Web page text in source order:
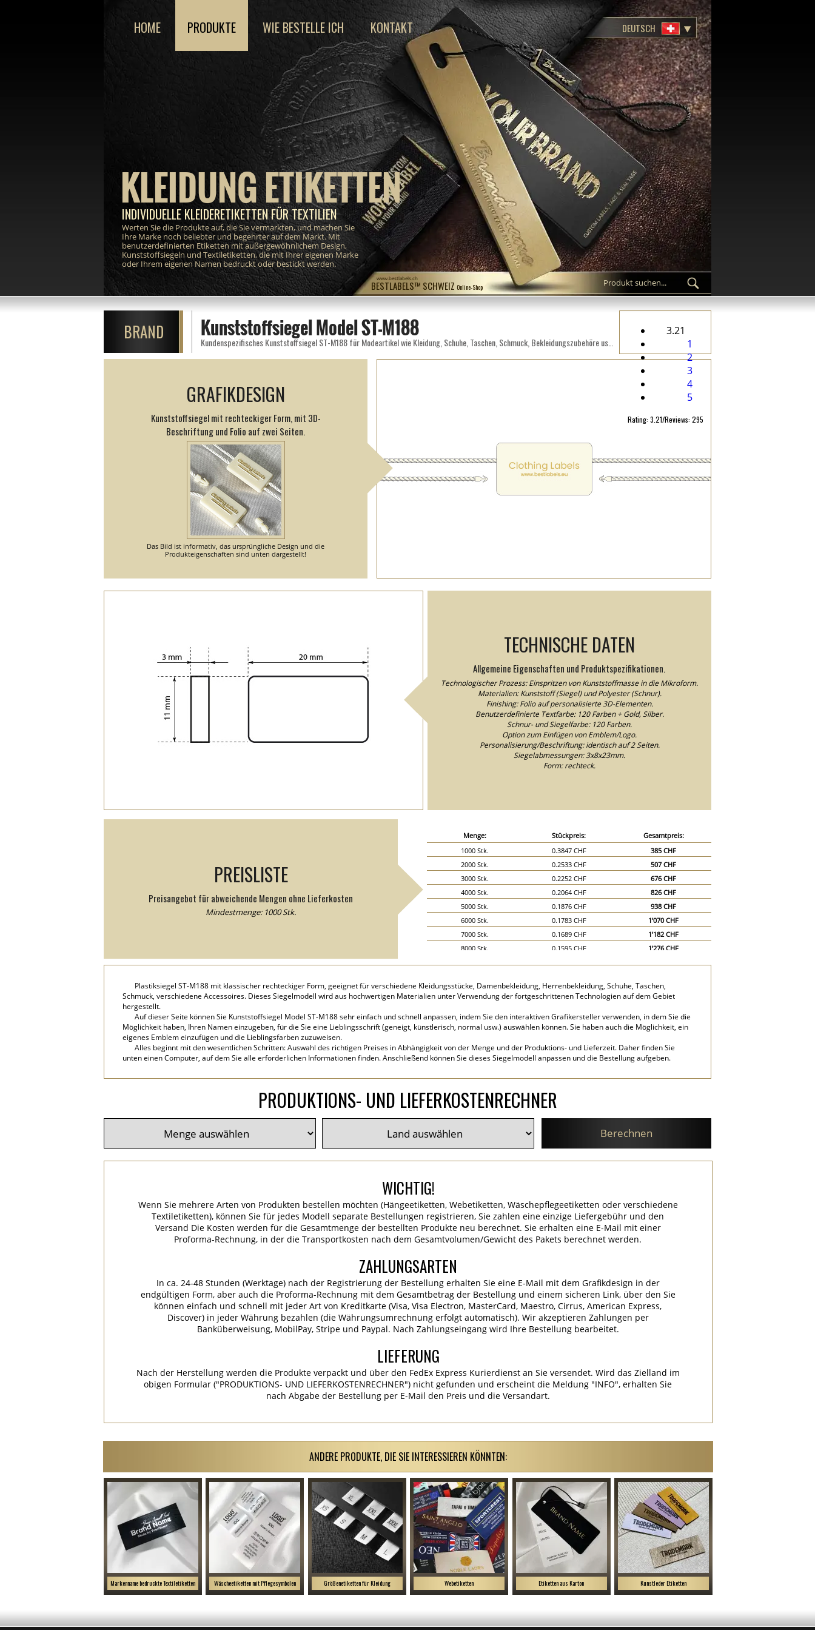
BESTLABELS™ SCHWEIZ Online-Shop
www.bestlabels.ch
KLEIDUNG ETIKETTEN
INDIVIDUELLE KLEIDERETIKETTEN FÜR TEXTILIEN
Werten Sie die Produkte auf, die Sie vermarkten, und machen Sie
Ihre Marke noch beliebter und begehrter auf dem Markt. Mit
benutzerdefinierten Etiketten mit außergewöhnlichem Design,
Kunststoffsiegeln und Textiletiketten, die mit Ihrer eigenen Marke
oder Ihrem eigenen Namen bedruckt oder bestickt werden.
HOME PRODUKTE WIE BESTELLE ICH KONTAKT DEUTSCH
BRAND Kunststoffsiegel Model ST-M188
3.21
1
2
3
4
5
Rating: 3.21/Reviews: 295
GRAFIKDESIGN
Kunststoffsiegel mit rechteckiger Form, mit 3D-
Beschriftung und Folio auf zwei Seiten.
Das Bild ist informativ, das ursprüngliche Design und die
Produkteigenschaften sind unten dargestellt!
TECHNISCHE DATEN
Allgemeine Eigenschaften und Produktspezifikationen.
Technologischer Prozess: Einspritzen von Kunststoffmasse in die Mikroform.
Materialien: Kunststoff (Siegel) und Polyester (Schnur).
Finishing: Folio auf personalisierte 3D-Elementen.
Benutzerdefinierte Textfarbe: 120 Farben + Gold, Silber.
Schnur- und Siegelfarbe: 120 Farben.
Option zum Einfügen von Emblem/Logo.
Personalisierung/Beschriftung: identisch auf 2 Seiten.
Siegelabmessungen: 3x8x23mm.
Form: rechteck.
PREISLISTE
Preisangebot für abweichende Mengen ohne Lieferkosten
Mindestmenge: 1000 Stk.
Menge: Stückpreis:
Gesamtpreis:
1000 Stk.
0.3847 CHF
385 CHF
2000 Stk.
0.2533 CHF
507 CHF
3000 Stk.
0.2252 CHF
676 CHF
4000 Stk.
0.2064 CHF
826 CHF
5000 Stk.
0.1876 CHF
938 CHF
6000 Stk.
0.1783 CHF
1’070 CHF
7000 Stk.
0.1689 CHF
1’182 CHF
8000 Stk.
0.1595 CHF
1’276 CHF
15000 Stk.
0.122 CHF
1’830 CHF
Plastiksiegel ST-M188 mit klassischer rechteckiger Form, geeignet für verschiedene Kleidungsstücke, Damenbekleidung, Herrenbekleidung, Schuhe, Taschen,
Schmuck, verschiedene Accessoires. Dieses Siegelmodell wird aus hochwertigen Materialien unter Verwendung der fortgeschrittenen Technologien auf dem Gebiet
hergestellt.
Auf dieser Seite können Sie Kunststoffsiegel Model ST-M188 sehr einfach und schnell anpassen, indem Sie den interaktiven Grafikersteller verwenden, in dem Sie die
Möglichkeit haben, Ihren Namen einzugeben, für die Sie eine Lieblingsschrift (geneigt, künstlerisch, normal usw.) auswählen können. Sie haben auch die Möglichkeit, ein
eigenes Emblem einzufügen und die Lieblingsfarben zuzuweisen.
Alles beginnt mit den wesentlichen Schritten: Auswahl des richtigen Preises in Abhängigkeit von der Menge und der Produktions- und Lieferzeit. Daher finden Sie
unten einen Computer, auf dem Sie alle erforderlichen Informationen finden. Anschließend können Sie dieses Siegelmodell anpassen und die Bestellung aufgeben.
PRODUKTIONS- UND LIEFERKOSTENRECHNER
Berechnen
WICHTIG!
Wenn Sie mehrere Arten von Produkten bestellen möchten (Hängeetiketten, Webetiketten, Wäschepflegeetiketten oder verschiedene
Textiletiketten), können Sie für jedes Modell separate Bestellungen registrieren, Sie zahlen eine einzige Liefergebühr und den
Versand Die Kosten werden für die Gesamtmenge der bestellten Produkte neu berechnet. Sie erhalten eine E-Mail mit einer
Proforma-Rechnung, in der die Transportkosten nach dem Gesamtvolumen/Gewicht des Pakets berechnet werden.
ZAHLUNGSARTEN
In ca. 24-48 Stunden (Werktage) nach der Registrierung der Bestellung erhalten Sie eine E-Mail mit dem Grafikdesign in der
endgültigen Form, aber auch die Proforma-Rechnung mit dem Gesamtbetrag der Bestellung und einem sicheren Link, über den Sie
können einfach und schnell mit jeder Art von Kreditkarte (Visa, Visa Electron, MasterCard, Maestro, Cirrus, American Express,
Discover) in jeder Währung bezahlen (die Währungsumrechnung erfolgt automatisch). Wir akzeptieren Zahlungen per
Banküberweisung, MobilPay, Stripe und Paypal. Nach Zahlungseingang wird Ihre Bestellung bearbeitet.
LIEFERUNG
Nach der Herstellung werden die Produkte verpackt und über den FedEx Express Kurierdienst an Sie versendet. Wird das Zielland im
obigen Formular ("PRODUKTIONS- UND LIEFERKOSTENRECHNER") nicht gefunden und erscheint die Meldung "INFO", erhalten Sie
nach Abgabe der Bestellung per E-Mail den Preis und die Versandart.
ANDERE PRODUKTE, DIE SIE INTERESSIEREN KÖNNTEN:
Markenname bedruckte Textiletiketten Wäscheetiketten mit Pflegesymbolen Größenetiketten für Kleidung Webetiketten Etiketten aus Karton Kunstleder Etiketten